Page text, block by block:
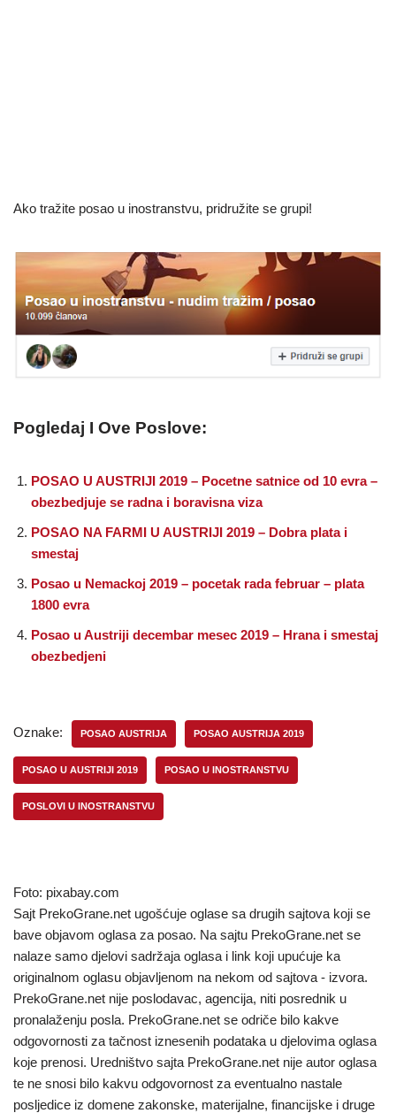
Ako tražite posao u inostranstvu, pridružite se grupi!
Pogledaj I Ove Poslove:
POSAO U AUSTRIJI 2019 – Pocetne satnice od 10 evra –
obezbedjuje se radna i boravisna viza
POSAO NA FARMI U AUSTRIJI 2019 – Dobra plata i
smestaj
Posao u Nemackoj 2019 – pocetak rada februar – plata
1800 evra
Posao u Austriji decembar mesec 2019 – Hrana i smestaj
obezbedjeni
Oznake: POSAO AUSTRIJA POSAO AUSTRIJA 2019
POSAO U AUSTRIJI 2019 POSAO U INOSTRANSTVU
POSLOVI U INOSTRANSTVU
Foto: pixabay.com
Sajt PrekoGrane.net ugošćuje oglase sa drugih sajtova koji se
bave objavom oglasa za posao. Na sajtu PrekoGrane.net se
nalaze samo djelovi sadržaja oglasa i link koji upućuje ka
originalnom oglasu objavljenom na nekom od sajtova - izvora.
PrekoGrane.net nije poslodavac, agencija, niti posrednik u
pronalaženju posla. PrekoGrane.net se odriče bilo kakve
odgovornosti za tačnost iznesenih podataka u djelovima oglasa
koje prenosi. Uredništvo sajta PrekoGrane.net nije autor oglasa
te ne snosi bilo kakvu odgovornost za eventualno nastale
posljedice iz domene zakonske, materijalne, financijske i druge